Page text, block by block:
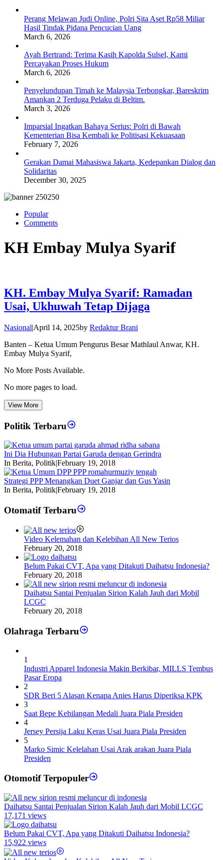
Perang Melawan Judi Online, Polri Sita Aset Rp58 Miliar
Hasil Tindak Pidana Pencucian Uang
March 6, 2026
Ayah Bertrand: Terima Kasih Kapolda Sulsel, Kami
Percayakan Proses Hukum
March 6, 2026
Penyelundupan Timah ke Malaysia Terbongkar, Bareskrim
Amankan 2 Terduga Pelaku di Beltim.
March 3, 2026
Imparsial Ingatkan Bahaya Serius: Polri di Bawah
Kementerian Bisa Kembali ke Politisasi Kekuasaan
February 7, 2026
Gerakan Damai Mahasiswa Jakarta, Kedepankan Dialog dan
Solidaritas
December 30, 2025
Popular
Comments
KH Embay Mulya Syarif
KH. Embay Mulya Syarif: Ramadan
Usai, Ukhuwah Tetap Dijaga
Nasional|April 14, 2025by Redaktur Brani
Banten – Ketua Umum Pengurus Besar Mathlaul Anwar, KH.
Embay Mulya Syarif,
No More Posts Available.
No more pages to load.
View More
Politik Terbaru
Ini Dia Hubungan Partai Garuda dengan Gerindra
In Berita, Politik|February 19, 2018
Strategi PPP Menangkan Duet Ganjar dan Gus Yasin
In Berita, Politik|February 19, 2018
Otomatif Terbaru
Video Kelemahan dan Kelebihan All New Terios
February 20, 2018
Belum Pakai CVT, Apa yang Ditakuti Daihatsu Indonesia?
February 20, 2018
Daihatsu Santai Penjualan Sirion Kalah Jauh dari Mobil
LCGC
February 20, 2018
Olahraga Terbaru
1
Industri Apparel Indonesia Makin Berkibar, MILLS Tembus
Pasar Eropa
2
SDR Beri 5 Alasan Kenapa Anies Harus Diperiksa KPK
3
Saat Bepe Kehilangan Medali Juara Piala Presiden
4
Jersey Persija Laku Keras Usai Juara Piala Presiden
5
Marko Simic Kelelahan Usai Arak arakan Juara Piala
Presiden
Otomotif Terpopuler
Daihatsu Santai Penjualan Sirion Kalah Jauh dari Mobil LCGC
17,171 views
Belum Pakai CVT, Apa yang Ditakuti Daihatsu Indonesia?
15,922 views